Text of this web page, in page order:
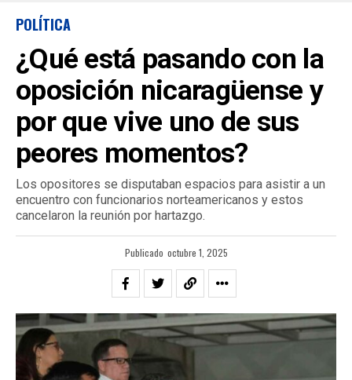
POLÍTICA
¿Qué está pasando con la
oposición nicaragüense y
por que vive uno de sus
peores momentos?
Los opositores se disputaban espacios para asistir a un
encuentro con funcionarios norteamericanos y estos
cancelaron la reunión por hartazgo.
Publicado octubre 1, 2025